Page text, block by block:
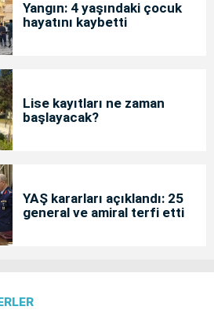
Yangın: 4 yaşındaki çocuk
hayatını kaybetti
Lise kayıtları ne zaman
başlayacak?
YAŞ kararları açıklandı: 25
general ve amiral terfi etti